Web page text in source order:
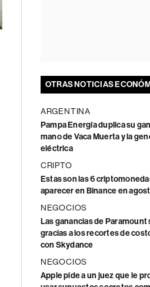
OTRAS NOTICIAS
ARGENTINA
Pampa Energía duplica su
mano de Vaca Muerta y la
eléctrica
CRIPTO
Estas son las 6
aparecer en Binance en
NEGOCIOS
Las ganancias de Paramount
gracias a los recortes de
con Skydance
NEGOCIOS
Apple pide a un juez que le